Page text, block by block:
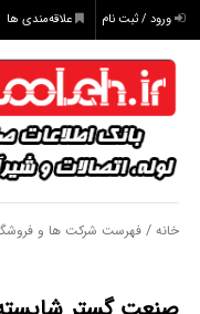
ورود / ثبت نام علاقه‌مندی ها
خانه /فهرست شرکت ها و